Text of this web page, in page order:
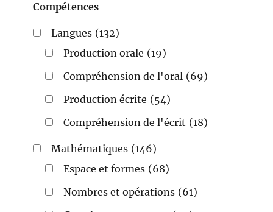
Compétences
Langues (132)
Production orale (19)
Compréhension de l'oral (69)
Production écrite (54)
Compréhension de l'écrit (18)
Mathématiques (146)
Espace et formes (68)
Nombres et opérations (61)